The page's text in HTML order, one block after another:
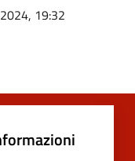
19:32